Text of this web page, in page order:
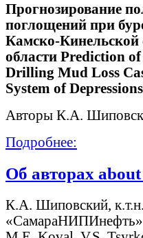
Прогнозирование
поглощений при
Камско-Кинельской
области Prediction
Drilling Mud Loss
System of
Авторы К.А.
Подробнее:
Об авторах
К.А. Шиповский,